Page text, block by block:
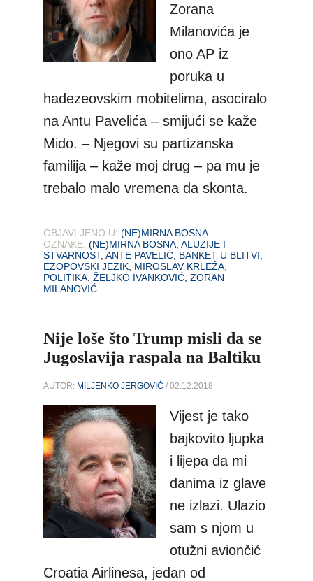
Zorana
Milanovića je
ono AP iz
poruka u
hadezeovskim mobitelima, asociralo
na Antu Pavelića – smijući se kaže
Mido. – Njegovi su partizanska
familija – kaže moj drug – pa mu je
trebalo malo vremena da skonta.
OBJAVLJENO U: (NE)MIRNA BOSNA
OZNAKE: (NE)MIRNA BOSNA ,ALUZIJE I
STVARNOST,ANTE PAVELIĆ BANKET U BLITVI
EZOPOVSKI JEZIK MIROSLAV KRLEŽA
POLITIKA ,ŽELJKO IVANKOVIĆ ,ZORAN
MILANOVIĆ
Nije loše što Trump misli da se
Jugoslavija raspala na Baltiku
AUTOR: MILJENKO JERGOVIĆ / 02.12.2018.
Vijest je tako
bajkovito ljupka
i lijepa da mi
danima iz glave
ne izlazi. Ulazio
sam s njom u
otužni aviončić
Croatia Airlinesa, jedan od